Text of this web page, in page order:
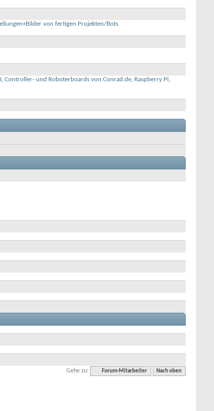
von fertigen Projekten/Bots
, Controller- und Roboterboards von Conrad.de, Raspberry Pi,
Gehe zu: Forum-Mitarbeiter Nach oben